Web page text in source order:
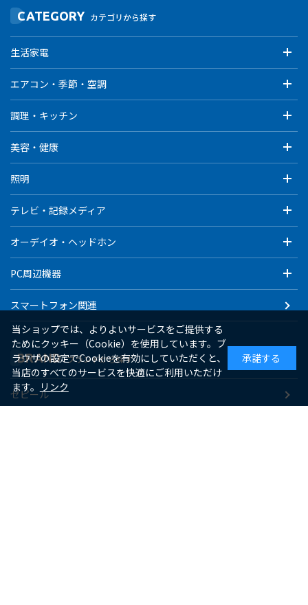
CATEGORY カテゴリから探す
生活家電
エアコン・季節・空調
調理・キッチン
美容・健康
照明
テレビ・記録メディア
オーデイオ・ヘッドホン
PC周辺機器
スマートフォン関連
BRAND ブランドから探す
ゼピール
当ショップでは、よりよいサービスをご提供する
ためにクッキー（Cookie）を使用しています。ブ
ラウザの設定でCookieを有効にしていただくと、
当店のすべてのサービスを快適にご利用いただけ
ます。 リンク
承諾する